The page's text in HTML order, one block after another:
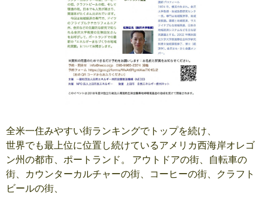
全米一住みやすい街ランキングでトップを続け、
世界でも最上位に位置し続けているアメリカ西海岸オレゴ
ン州の都市、ポートランド。 アウトドアの街、自転車の
街、カウンターカルチャーの街、コーヒーの街、クラフト
ビールの街、